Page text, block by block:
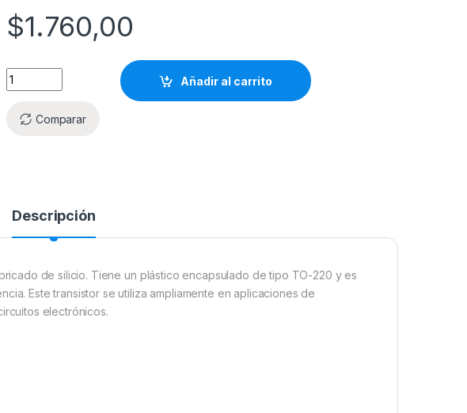
$1.760,00
Añadir al carrito
Comparar
Descripción
de silicio. Tiene un plástico encapsulado de tipo TO-220 y es
Este transistor se utiliza ampliamente en aplicaciones de
electrónicos.